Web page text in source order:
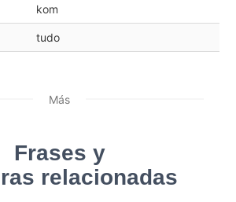
kom
tudo
Más
Frases y
relacionadas